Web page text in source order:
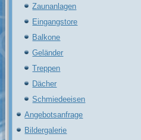
Zaunanlagen
Eingangstore
Balkone
Geländer
Treppen
Dächer
Schmiedeeisen
Angebotsanfrage
Bildergalerie